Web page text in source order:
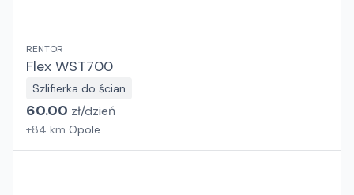
RENTOR
Flex WST700
Szlifierka do ścian
60.00 zł/dzień
+84 km Opole